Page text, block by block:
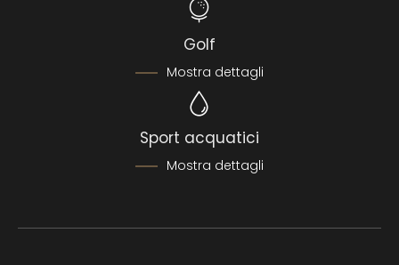
Golf
Mostra dettagli
Sport acquatici
Mostra dettagli